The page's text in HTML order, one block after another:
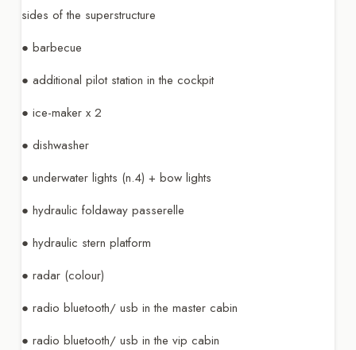
sides of the superstructure
● barbecue
● additional pilot station in the cockpit
● ice-maker x 2
● dishwasher
● underwater lights (n.4) + bow lights
● hydraulic foldaway passerelle
● hydraulic stern platform
● radar (colour)
● radio bluetooth/ usb in the master cabin
● radio bluetooth/ usb in the vip cabin